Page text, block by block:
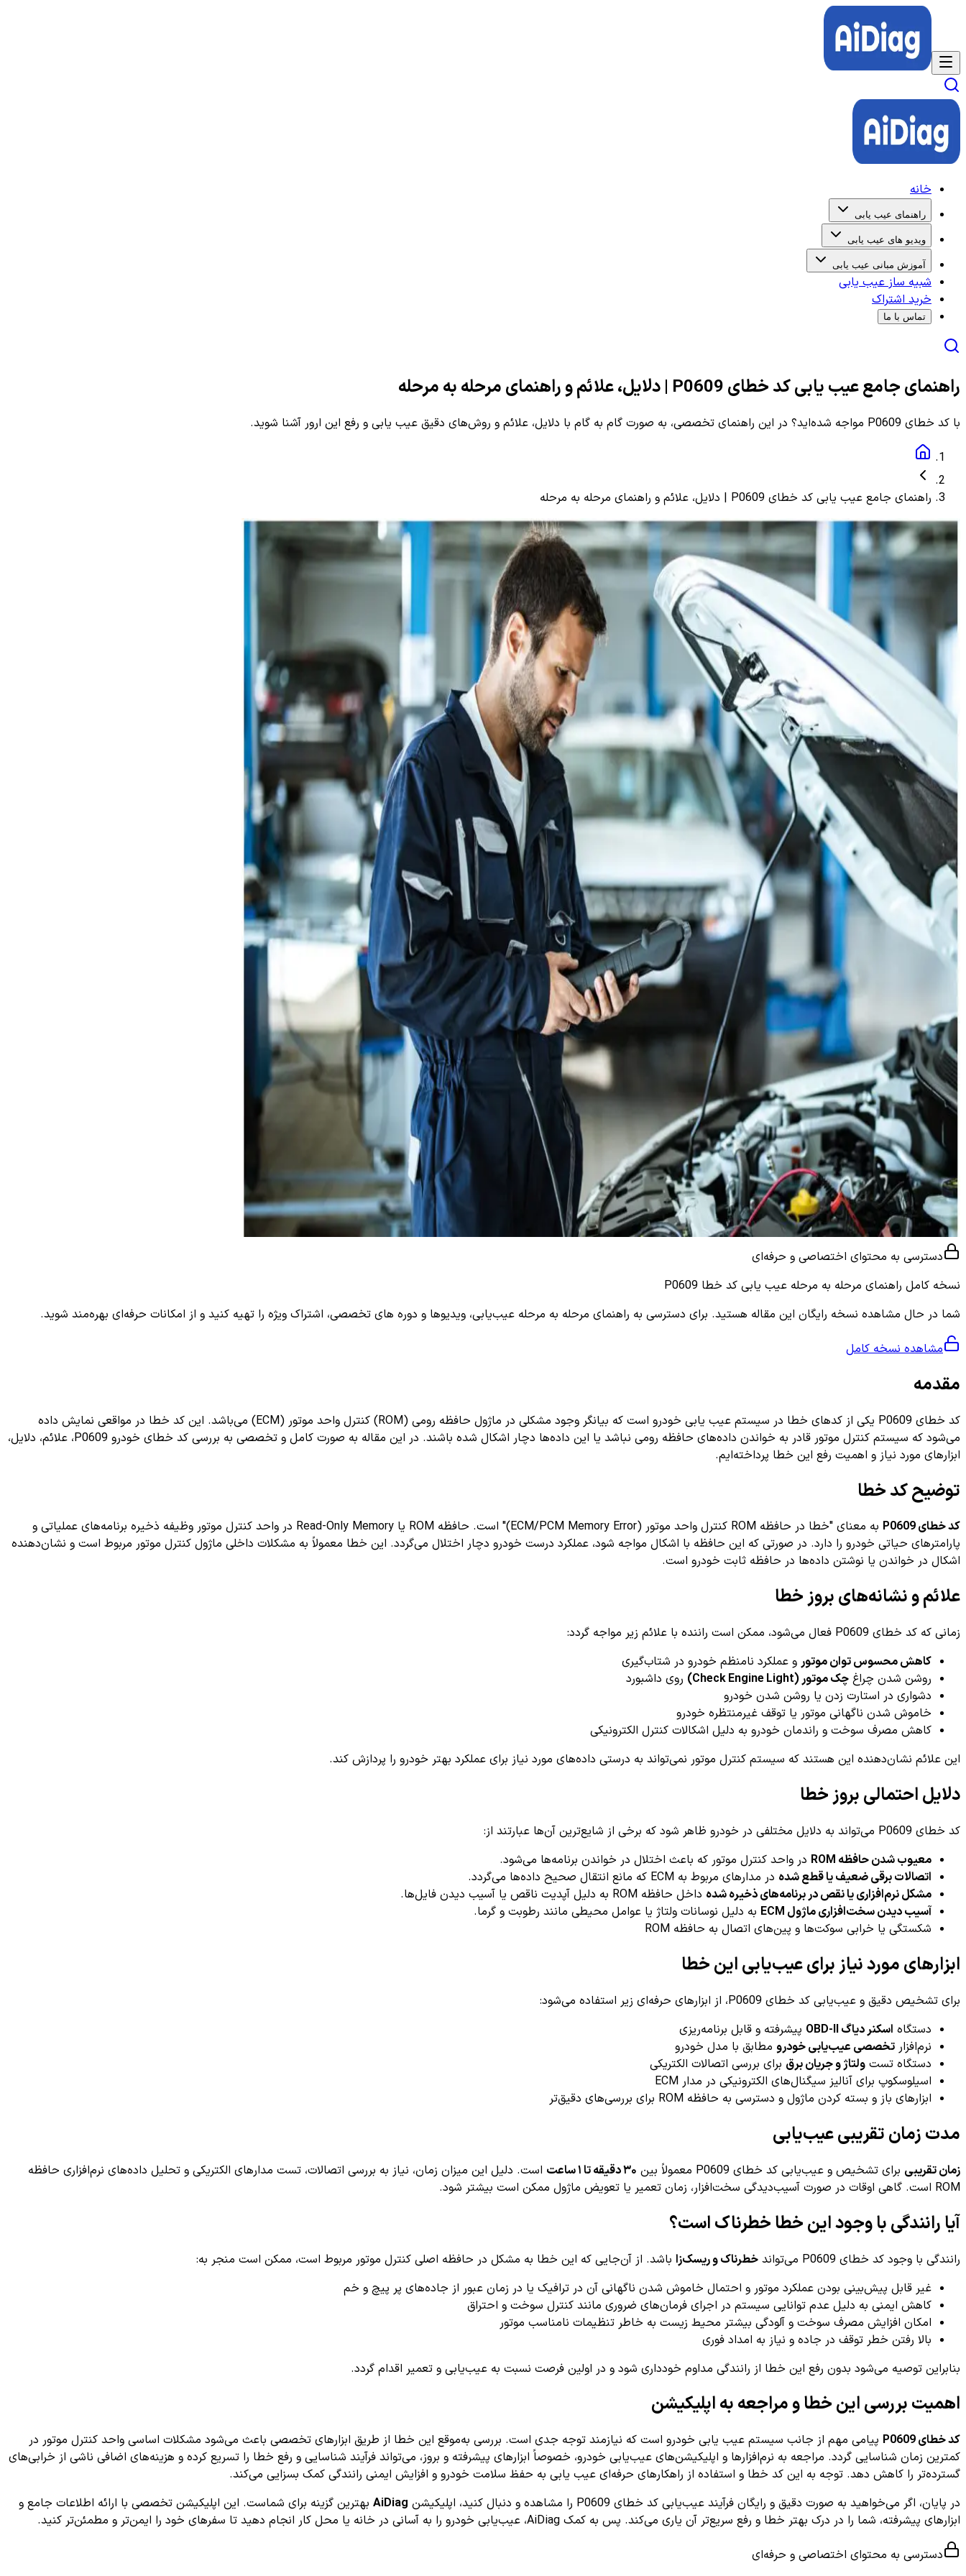
خانه
راهنمای عیب یابی
ویدیو های عیب یابی
آموزش مبانی عیب یابی
شبیه ساز عیب یابی
خرید اشتراک
تماس با ما
راهنمای جامع عیب یابی کد خطای P0609 | دلایل، علائم و راهنمای مرحله به مرحله
با کد خطای P0609 مواجه شده‌اید؟ در این راهنمای تخصصی، به صورت گام به گام با دلایل، علائم و روش‌های دقیق عیب یابی و رفع این ارور آشنا شوید.
راهنمای جامع عیب یابی کد خطای P0609 | دلایل، علائم و راهنمای مرحله به مرحله
دسترسی به محتوای اختصاصی و حرفه‌ای
نسخه کامل راهنمای مرحله به مرحله عیب یابی کد خطا P0609
شما در حال مشاهده نسخه رایگان این مقاله هستید. برای دسترسی به راهنمای مرحله به مرحله عیب‌یابی، ویدیوها و دوره های تخصصی، اشتراک ویژه را تهیه کنید و از امکانات حرفه‌ای بهره‌مند شوید.
مشاهده نسخه کامل
مقدمه
کد خطای P0609 یکی از کدهای خطا در سیستم عیب یابی خودرو است که بیانگر وجود مشکلی در ماژول حافظه رومی (ROM) کنترل واحد موتور (ECM) می‌باشد. این کد خطا در مواقعی نمایش داده
می‌شود که سیستم کنترل موتور قادر به خواندن داده‌های حافظه رومی نباشد یا این داده‌ها دچار اشکال شده باشند. در این مقاله به صورت کامل و تخصصی به بررسی کد خطای خودرو P0609، علائم، دلایل،
ابزارهای مورد نیاز و اهمیت رفع این خطا پرداخته‌ایم.
توضیح کد خطا
کد خطای P0609
به معنای "خطا در حافظه ROM کنترل واحد موتور (ECM/PCM Memory Error)" است. حافظه ROM یا Read-Only Memory در واحد کنترل موتور وظیفه ذخیره برنامه‌های عملیاتی و
پارامترهای حیاتی خودرو را دارد. در صورتی که این حافظه با اشکال مواجه شود، عملکرد درست خودرو دچار اختلال می‌گردد. این خطا معمولاً به مشکلات داخلی ماژول کنترل موتور مربوط است و نشان‌دهنده
اشکال در خواندن یا نوشتن داده‌ها در حافظه ثابت خودرو است.
علائم و نشانه‌های بروز خطا
زمانی که کد خطای P0609 فعال می‌شود، ممکن است راننده با علائم زیر مواجه گردد:
کاهش محسوس توان موتور و عملکرد نامنظم خودرو در شتاب‌گیری
روشن شدن چراغ چک موتور (Check Engine Light)
روی داشبورد
دشواری در استارت زدن یا روشن شدن خودرو
خاموش شدن ناگهانی موتور یا توقف غیرمنتظره خودرو
کاهش مصرف سوخت و راندمان خودرو به دلیل اشکالات کنترل الکترونیکی
این علائم نشان‌دهنده این هستند که سیستم کنترل موتور نمی‌تواند به درستی داده‌های مورد نیاز برای عملکرد بهتر خودرو را پردازش کند.
دلایل احتمالی بروز خطا
کد خطای P0609 می‌تواند به دلایل مختلفی در خودرو ظاهر شود که برخی از شایع‌ترین آن‌ها عبارتند از:
معیوب شدن حافظه ROM
در واحد کنترل موتور که باعث اختلال در خواندن برنامه‌ها می‌شود.
اتصالات برقی ضعیف یا قطع شده در مدارهای مربوط به ECM که مانع انتقال صحیح داده‌ها می‌گردد.
مشکل نرم‌افزاری یا نقص در برنامه‌های ذخیره شده داخل حافظه ROM به دلیل آپدیت ناقص یا آسیب دیدن فایل‌ها.
آسیب دیدن سخت‌افزاری ماژول ECM
به دلیل نوسانات ولتاژ یا عوامل محیطی مانند رطوبت و گرما.
شکستگی یا خرابی سوکت‌ها و پین‌های اتصال به حافظه ROM
ابزارهای مورد نیاز برای عیب‌یابی این خطا
برای تشخیص دقیق و عیب‌یابی کد خطای P0609، از ابزارهای حرفه‌ای زیر استفاده می‌شود:
دستگاه اسکنر دیاگ OBD-II
پیشرفته و قابل برنامه‌ریزی
نرم‌افزار تخصصی عیب‌یابی خودرو مطابق با مدل خودرو
دستگاه تست ولتاژ و جریان برق برای بررسی اتصالات الکتریکی
اسیلوسکوپ برای آنالیز سیگنال‌های الکترونیکی در مدار ECM
ابزارهای باز و بسته کردن ماژول و دسترسی به حافظه ROM برای بررسی‌های دقیق‌تر
مدت زمان تقریبی عیب‌یابی
زمان تقریبی برای تشخیص و عیب‌یابی کد خطای P0609 معمولاً بین ۳۰ دقیقه تا ۱ ساعت
است. دلیل این میزان زمان، نیاز به بررسی اتصالات، تست مدارهای الکتریکی و تحلیل داده‌های نرم‌افزاری حافظه
ROM است. گاهی اوقات در صورت آسیب‌دیدگی سخت‌افزار، زمان تعمیر یا تعویض ماژول ممکن است بیشتر شود.
آیا رانندگی با وجود این خطا خطرناک است؟
رانندگی با وجود کد خطای P0609 می‌تواند خطرناک و ریسک‌زا باشد. از آن‌جایی که این خطا به مشکل در حافظه اصلی کنترل موتور مربوط است، ممکن است منجر به:
غیر قابل پیش‌بینی بودن عملکرد موتور و احتمال خاموش شدن ناگهانی آن در ترافیک یا در زمان عبور از جاده‌های پر پیچ و خم
کاهش ایمنی به دلیل عدم توانایی سیستم در اجرای فرمان‌های ضروری مانند کنترل سوخت و احتراق
امکان افزایش مصرف سوخت و آلودگی بیشتر محیط زیست به خاطر تنظیمات نامناسب موتور
بالا رفتن خطر توقف در جاده و نیاز به امداد فوری
بنابراین توصیه می‌شود بدون رفع این خطا از رانندگی مداوم خودداری شود و در اولین فرصت نسبت به عیب‌یابی و تعمیر اقدام گردد.
اهمیت بررسی این خطا و مراجعه به اپلیکیشن
کد خطای P0609
پیامی مهم از جانب سیستم عیب یابی خودرو است که نیازمند توجه جدی است. بررسی به‌موقع این خطا از طریق ابزارهای تخصصی باعث می‌شود مشکلات اساسی واحد کنترل موتور در
کمترین زمان شناسایی گردد. مراجعه به نرم‌افزارها و اپلیکیشن‌های عیب‌یابی خودرو، خصوصاً ابزارهای پیشرفته و بروز، می‌تواند فرآیند شناسایی و رفع خطا را تسریع کرده و هزینه‌های اضافی ناشی از خرابی‌های
گسترده‌تر را کاهش دهد. توجه به این کد خطا و استفاده از راهکارهای حرفه‌ای عیب یابی به حفظ سلامت خودرو و افزایش ایمنی رانندگی کمک بسزایی می‌کند.
در پایان، اگر می‌خواهید به صورت دقیق و رایگان فرآیند عیب‌یابی کد خطای P0609 را مشاهده و دنبال کنید، اپلیکیشن
AiDiag بهترین گزینه برای شماست. این اپلیکیشن تخصصی با ارائه اطلاعات جامع و
ابزارهای پیشرفته، شما را در درک بهتر خطا و رفع سریع‌تر آن یاری می‌کند. پس به کمک AiDiag، عیب‌یابی خودرو را به آسانی در خانه یا محل کار انجام دهید تا سفرهای خود را ایمن‌تر و مطمئن‌تر کنید.
دسترسی به محتوای اختصاصی و حرفه‌ای